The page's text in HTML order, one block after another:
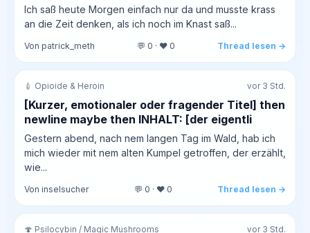
Ich saß heute Morgen einfach nur da und musste krass
an die Zeit denken, als ich noch im Knast saß...
Von patrick_meth 💬 0 · ❤️ 0 Thread lesen →
💉 Opioide & Heroin vor 3 Std.
[Kurzer, emotionaler oder fragender Titel] then
newline maybe then INHALT: [der eigentli
Gestern abend, nach nem langen Tag im Wald, hab ich
mich wieder mit nem alten Kumpel getroffen, der erzählt,
wie...
Von inselsucher 💬 0 · ❤️ 0 Thread lesen →
🍄 Psilocybin / Magic Mushrooms vor 3 Std.